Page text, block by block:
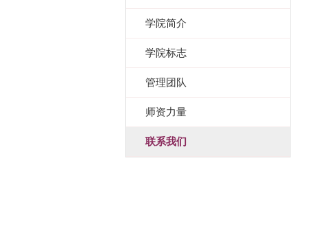
学院简介
学院标志
管理团队
师资力量
联系我们